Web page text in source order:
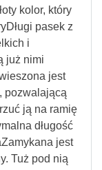
kolor, który
pasek z
i
już nimi
jest
pozwalającą
ją na ramię
długość
jest
Tuż pod nią